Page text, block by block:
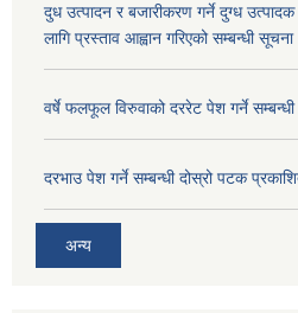
दुध उत्पादन र बजारीकरण गर्ने दुग्ध
लागि प्रस्ताव आह्वान गरिएको सम्बन्धी
वर्षे फलफूल विरुवाको दररेट पेश गर्ने
दरभाउ पेश गर्ने सम्बन्धी दोस्रो पटक
अन्य